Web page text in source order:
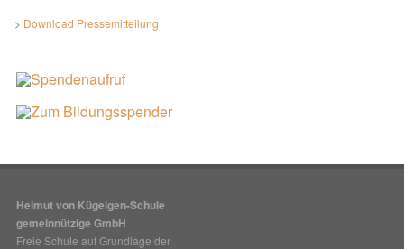
> Download Pressemitteilung
Helmut von Kügelgen-Schule
gemeinnützige GmbH
Freie Schule auf Grundlage der